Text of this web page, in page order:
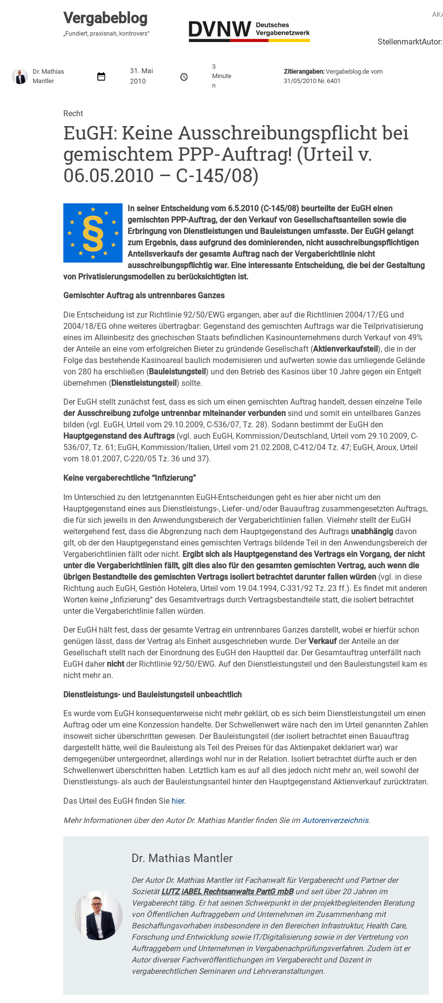
Vergabeblog
„Fundiert, praxisnah, kontrovers“
Stellenmarkt
Vergabeblog
„Hier lesen Sie es zuerst“
Dr. Mathias
Mantler
31. Mai
2010
3
Minute
n
Zitierangaben: Vergabeblog.de vom
31/05/2010 Nr. 6401
Recht
EuGH: Keine Ausschreibungspflicht bei
gemischtem PPP-Auftrag! (Urteil v.
06.05.2010 – C-145/08)
In seiner Entscheidung vom 6.5.2010 (C-145/08) beurteilte der EuGH einen
gemischten PPP-Auftrag, der den Verkauf von Gesellschaftsanteilen sowie die
Erbringung von Dienstleistungen und Bauleistungen umfasste. Der EuGH gelangt
zum Ergebnis, dass aufgrund des dominierenden, nicht ausschreibungspflichtigen
Anteilsverkaufs der gesamte Auftrag nach der Vergaberichtlinie nicht
ausschreibungspflichtig war. Eine interessante Entscheidung, die bei der Gestaltung
von Privatisierungsmodellen zu berücksichtigten ist.
Gemischter Auftrag als untrennbares Ganzes
Die Entscheidung ist zur Richtlinie 92/50/EWG ergangen, aber auf die Richtlinien 2004/17/EG und
2004/18/EG ohne weiteres übertragbar: Gegenstand des gemischten Auftrags war die Teilprivatisierung
eines im Alleinbesitz des griechischen Staats befindlichen Kasinounternehmens durch Verkauf von 49%
der Anteile an eine vom erfolgreichen Bieter zu gründende Gesellschaft (Aktienverkaufsteil ), die in der
Folge das bestehende Kasinoareal baulich modernisieren und aufwerten sowie das umliegende Gelände
von 280 ha erschließen (Bauleistungsteil ) und den Betrieb des Kasinos über 10 Jahre gegen ein Entgelt
übernehmen (Dienstleistungsteil ) sollte.
Der EuGH stellt zunächst fest, dass es sich um einen gemischten Auftrag handelt, dessen einzelne Teile
der Ausschreibung zufolge untrennbar miteinander verbunden sind und somit ein unteilbares Ganzes
bilden (vgl. EuGH, Urteil vom 29.10.2009, C-536/07, Tz. 28). Sodann bestimmt der EuGH den
Hauptgegenstand des Auftrags(vgl. auch EuGH, Kommission/Deutschland, Urteil vom 29.10.2009, C-
536/07, Tz. 61; EuGH, Kommission/Italien, Urteil vom 21.02.2008, C-412/04 Tz. 47; EuGH, Aroux, Urteil
vom 18.01.2007, C-220/05 Tz. 36 und 37).
Keine vergaberechtliche “Infizierung”
Im Unterschied zu den letztgenannten EuGH-Entscheidungen geht es hier aber nicht um den
Hauptgegenstand eines aus Dienstleistungs-, Liefer- und/oder Bauauftrag zusammengesetzten Auftrags,
die für sich jeweils in den Anwendungsbereich der Vergaberichtlinien fallen. Vielmehr stellt der EuGH
weitergehend fest, dass die Abgrenzung nach dem Hauptgegenstand des Auftrags unabhängig davon
gilt, ob der den Hauptgegenstand eines gemischten Vertrags bildende Teil in den Anwendungsbereich der
Vergaberichtlinien fällt oder nicht. Ergibt sich als Hauptgegenstand des Vertrags ein Vorgang, der nicht
unter die Vergaberichtlinien fällt, gilt dies also für den gesamten gemischten Vertrag, auch wenn die
übrigen Bestandteile des gemischten Vertrags isoliert betrachtet darunter fallen würden (vgl. in diese
Richtung auch EuGH, Gestión Hotelera, Urteil vom 19.04.1994, C-331/92 Tz. 23 ff.). Es findet mit anderen
Worten keine „Infizierung“ des Gesamtvertrags durch Vertragsbestandteile statt, die isoliert betrachtet
unter die Vergaberichtlinie fallen würden.
Der EuGH hält fest, dass der gesamte Vertrag ein untrennbares Ganzes darstellt, wobei er hierfür schon
genügen lässt, dass der Vertrag als Einheit ausgeschrieben wurde. DerVerkaufder Anteile an der
Gesellschaft stellt nach der Einordnung des EuGH den Hauptteil dar. Der Gesamtauftrag unterfällt nach
EuGH daher nichtder Richtlinie 92/50/EWG. Auf den Dienstleistungsteil und den Bauleistungsteil kam es
nicht mehr an.
Dienstleistungs- und Bauleistungsteil unbeachtlich
Es wurde vom EuGH konsequenterweise nicht mehr geklärt, ob es sich beim Dienstleistungsteil um einen
Auftrag oder um eine Konzession handelte. Der Schwellenwert wäre nach den im Urteil genannten Zahlen
insoweit sicher überschritten gewesen. Der Bauleistungsteil (der isoliert betrachtet einen Bauauftrag
dargestellt hätte, weil die Bauleistung als Teil des Preises für das Aktienpaket deklariert war) war
demgegenüber untergeordnet, allerdings wohl nur in der Relation. Isoliert betrachtet dürfte auch er den
Schwellenwert überschritten haben. Letztlich kam es auf all dies jedoch nicht mehr an, weil sowohl der
Dienstleistungs- als auch der Bauleistungsanteil hinter den Hauptgegenstand Aktienverkauf zurücktraten.
Das Urteil des EuGH finden Sie hier.
Mehr Informationen über den Autor Dr. Mathias Mantler finden Sie im Autorenverzeichnis.
Dr. Mathias Mantler
Der Autor Dr. Mathias Mantler ist Fachanwalt für Vergaberecht und Partner der
SozietätLUTZ |ABEL Rechtsanwalts PartG mbBund seit über 20 Jahren im
Vergaberecht tätig. Er hat seinen Schwerpunkt in der projektbegleitenden Beratung
von Öﬀentlichen Auftraggebern und Unternehmen im Zusammenhang mit
Beschaffungsvorhaben insbesondere in den Bereichen Infrastruktur, Health Care,
Forschung und Entwicklung sowie IT/Digitalisierung sowie in der Vertretung von
Auftraggebern und Unternehmen in Vergabenachprüfungsverfahren. Zudem ist er
Autor diverser Fachveröffentlichungen im Vergaberecht und Dozent in
vergaberechtlichen Seminaren und Lehrveranstaltungen.